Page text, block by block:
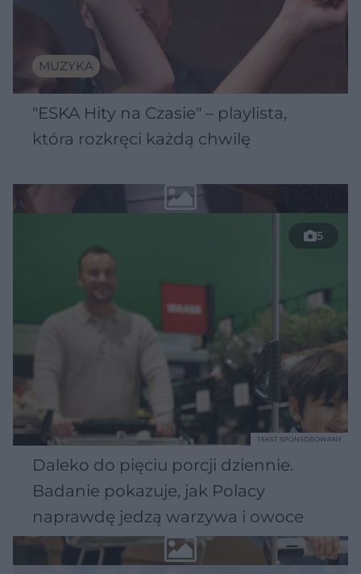
MUZYKA
"ESKA Hity na Czasie" – playlista,
która rozkręci każdą chwilę
5
Daleko do pięciu porcji dziennie.
Badanie pokazuje, jak Polacy
naprawdę jedzą warzywa i owoce
TEKST SPONSOROWANY